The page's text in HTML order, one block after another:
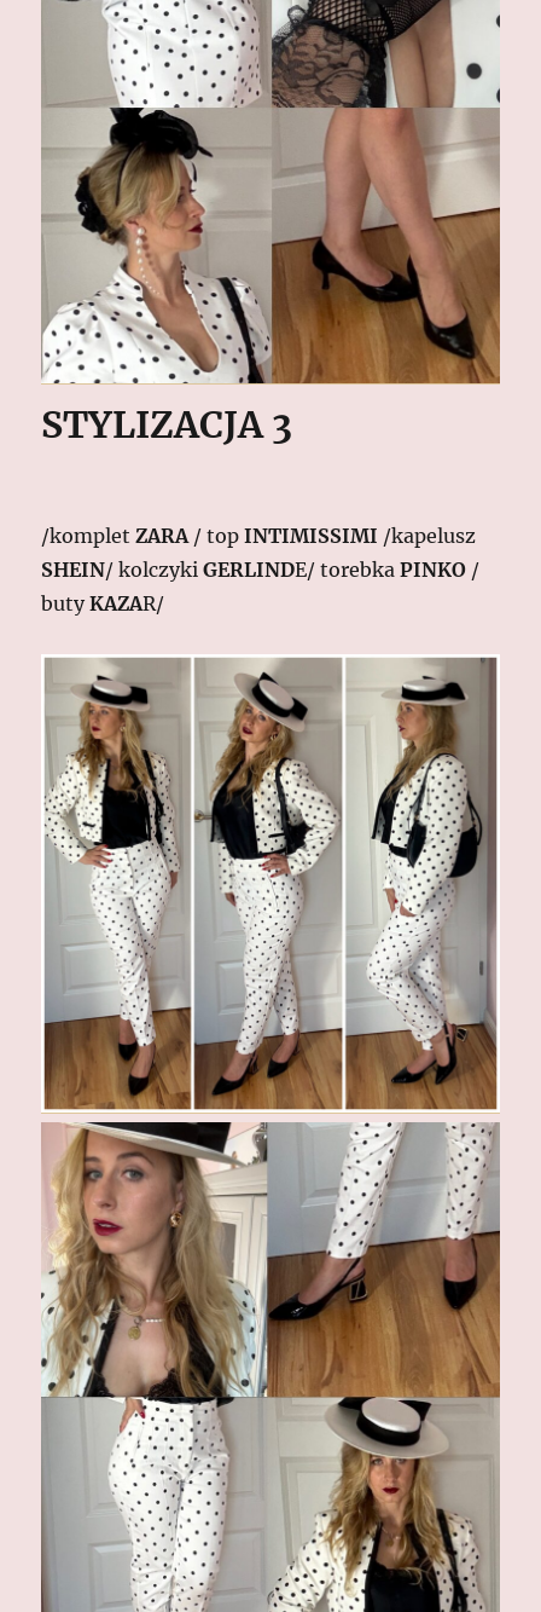
STYLIZACJA 3
/kompletZARA/ topINTIMISSIMI /kapelusz
SHEIN/ kolczykiGERLINDE/ torebkaPINKO /
butyKAZAR/